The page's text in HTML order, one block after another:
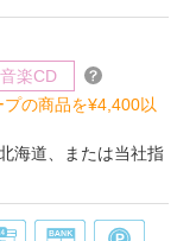
楽CD
プの商品を¥4,400以
海道、または当社指